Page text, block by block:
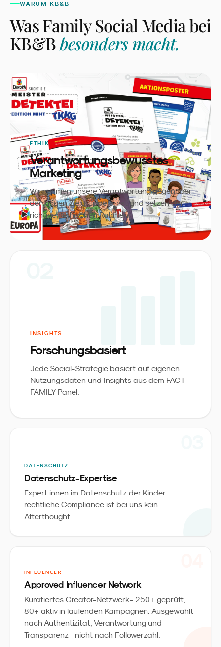
WARUM KB&B
WasFamily Social Mediabei
KB&Bbesonders macht.
ETHIK
Verantwortungsbewusstes
Marketing
Wir nehmen unsere Verantwortung gegenüber
der jungen Zielgruppe ernst und setzen den
richtigen ethischen Rahmen.
INSIGHTS
Forschungsbasiert
Jede Social-Strategie basiert auf eigenen
Nutzungsdaten und Insights aus dem FACT
FAMILY Panel.
DATENSCHUTZ
Datenschutz-Expertise
Expert:innen im Datenschutz der Kinder -
rechtliche Compliance ist bei uns kein
Afterthought.
INFLUENCER
Approved Influencer Network
Kuratiertes Creator-Netzwerk - 250+ geprüft,
80+ aktiv in laufenden Kampagnen. Ausgewählt
nach Authentizität, Verantwortung und
Transparenz - nicht nach Followerzahl.